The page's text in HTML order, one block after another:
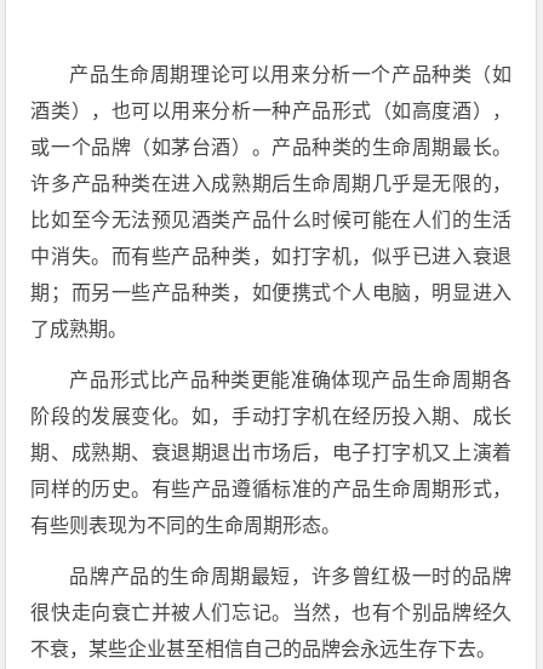
产品生命周期理论可以用来分析一个产品种类（如
酒类），也可以用来分析一种产品形式（如高度酒），
或一个品牌（如茅台酒）。产品种类的生命周期最长。
许多产品种类在进入成熟期后生命周期几乎是无限的，
比如至今无法预见酒类产品什么时候可能在人们的生活
中消失。而有些产品种类，如打字机，似乎已进入衰退
期；而另一些产品种类，如便携式个人电脑，明显进入
了成熟期。
产品形式比产品种类更能准确体现产品生命周期各
阶段的发展变化。如，手动打字机在经历投入期、成长
期、成熟期、衰退期退出市场后，电子打字机又上演着
同样的历史。有些产品遵循标准的产品生命周期形式，
有些则表现为不同的生命周期形态。
品牌产品的生命周期最短，许多曾红极一时的品牌
很快走向衰亡并被人们忘记。当然，也有个别品牌经久
不衰，某些企业甚至相信自己的品牌会永远生存下去。